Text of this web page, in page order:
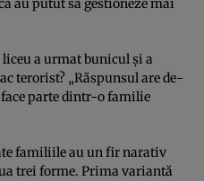
au putut să gestioneze mai
liceu a urmat bunicul şi a
terorist? „Răspunsul are de-
parte dintr-o familie
familiile au un fir narativ
trei forme. Prima variantă